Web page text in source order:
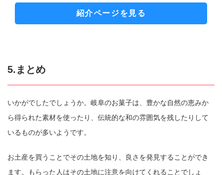
紹介ページを見る
5.まとめ
いかがでしたでしょうか。岐阜のお菓子は、豊かな自然の恵みか
ら得られた素材を使ったり、伝統的な和の雰囲気を残したりして
いるものが多いようです。
お土産を買うことでその土地を知り、良さを発見することができ
ます。もらった人はその土地に注意を向けてくれることでしょ